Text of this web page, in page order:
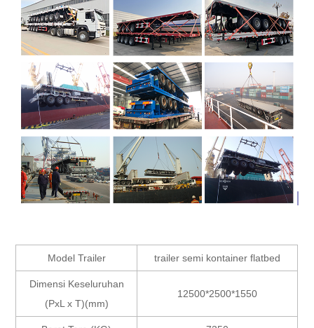
Model Trailer trailer semi kontainer flatbed
Dimensi Keseluruhan
(PxL x T)(mm)
12500*2500*1550